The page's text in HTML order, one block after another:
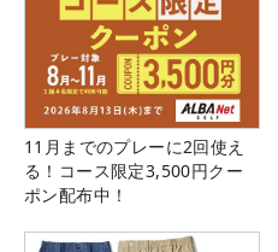
11月までのプレーに2回使え
る！コース限定3,500円クー
ポン配布中！